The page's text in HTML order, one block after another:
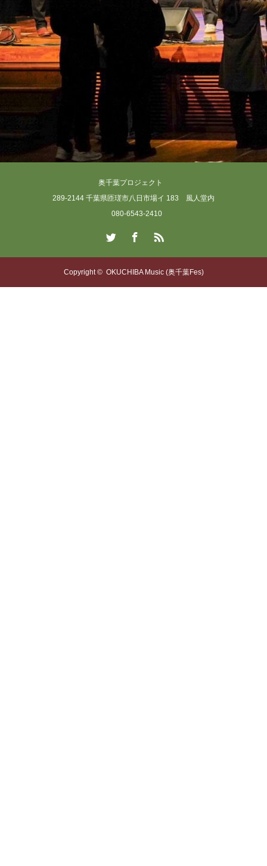
奥千葉プロジェクト
289-2144 千葉県匝瑳市八日市場イ 183 風人堂内
080-6543-2410
Copyright © OKUCHIBA Music (奥千葉Fes)